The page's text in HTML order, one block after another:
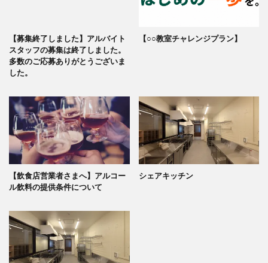
【募集終了しました】アルバイト
スタッフの募集は終了しました。
多数のご応募ありがとうございま
した。
【○○教室チャレンジプラン】
【飲食店営業者さまへ】アルコー
ル飲料の提供条件について
シェアキッチン